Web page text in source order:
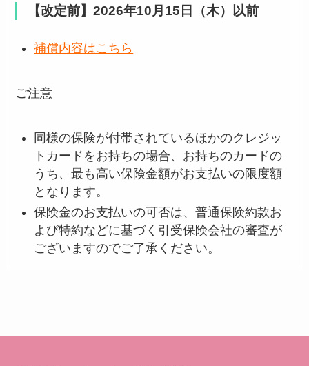
【改定前】2026年10月15日（木）以前
補償内容はこちら
ご注意
同様の保険が付帯されているほかのクレジッ
トカードをお持ちの場合、お持ちのカードの
うち、最も高い保険金額がお支払いの限度額
となります。
保険金のお支払いの可否は、普通保険約款お
よび特約などに基づく引受保険会社の審査が
ございますのでご了承ください。